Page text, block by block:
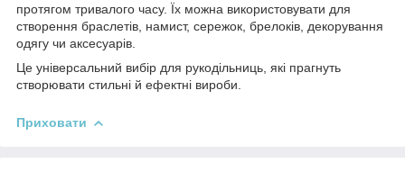
протягом тривалого часу. Їх можна використовувати для
створення браслетів, намист, сережок, брелоків, декорування
одягу чи аксесуарів.
Це універсальний вибір для рукодільниць, які прагнуть
створювати стильні й ефектні вироби.
Приховати